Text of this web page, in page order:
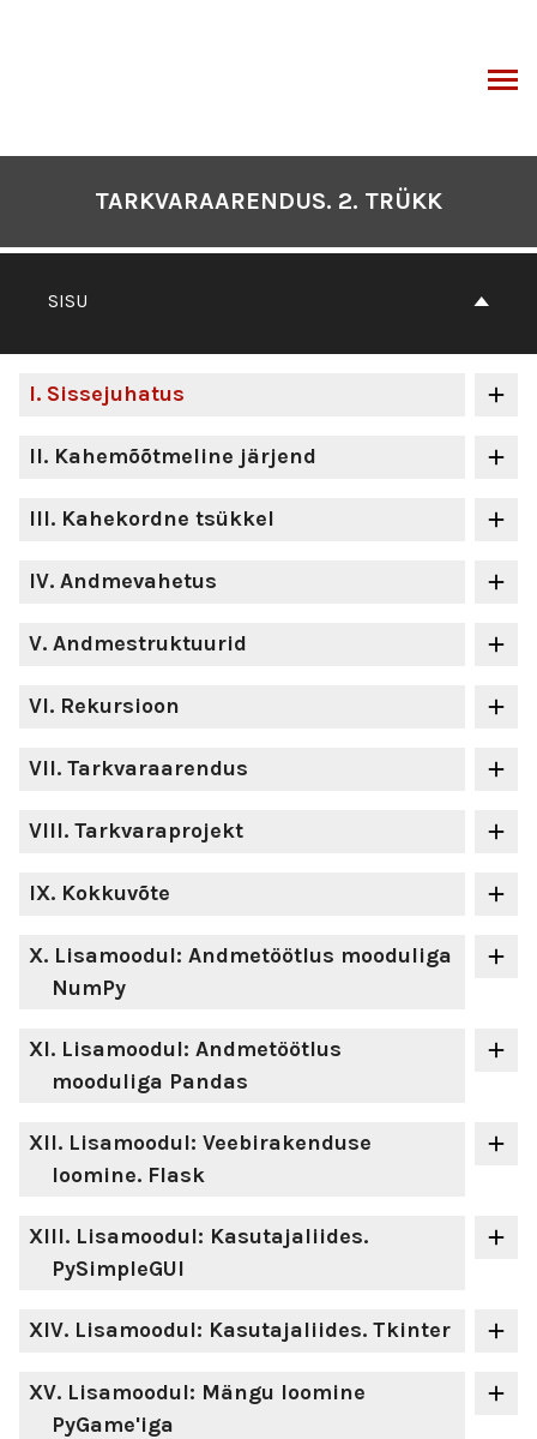
SISU
I. Sissejuhatus
II. Kahemõõtmeline järjend
III. Kahekordne tsükkel
IV. Andmevahetus
V. Andmestruktuurid
VI. Rekursioon
VII. Tarkvaraarendus
VIII. Tarkvaraprojekt
IX. Kokkuvõte
X. Lisamoodul: Andmetöötlus mooduliga
NumPy
XI. Lisamoodul: Andmetöötlus
mooduliga Pandas
XII. Lisamoodul: Veebirakenduse
loomine. Flask
XIII. Lisamoodul: Kasutajaliides.
PySimpleGUI
XIV. Lisamoodul: Kasutajaliides. Tkinter
XV. Lisamoodul: Mängu loomine
PyGame'iga
TARKVARAARENDUS. 2. TRÜKK